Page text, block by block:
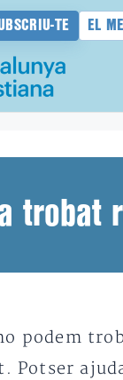
TE EL
trobat
podem
Potser